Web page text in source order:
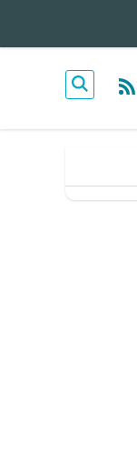
rss feed